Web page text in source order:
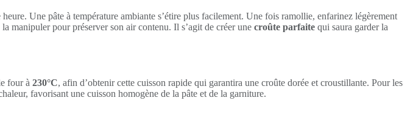
Une pâte à température ambiante s’étire plus facilement. Une fois ramollie, enfarinez légèrement
manipuler pour préserver son air contenu. Il s’agit de créer une croûte parfaite qui saura garder la
four à 230°C, afin d’obtenir cette cuisson rapide qui garantira une croûte dorée et croustillante. Pour les
favorisant une cuisson homogène de la pâte et de la garniture.